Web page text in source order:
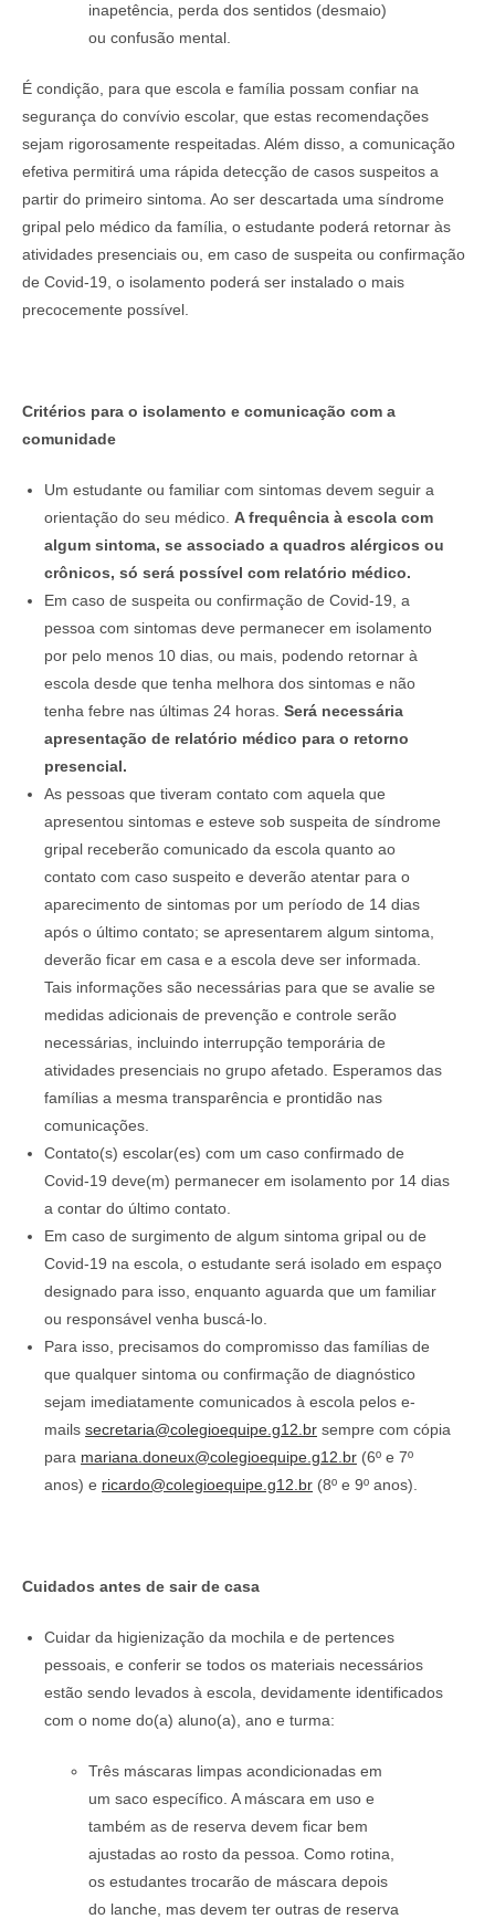
inapetência, perda dos sentidos (desmaio)
ou confusão mental.
É condição, para que escola e família possam confiar na
segurança do convívio escolar, que estas recomendações
sejam rigorosamente respeitadas. Além disso, a comunicação
efetiva permitirá uma rápida detecção de casos suspeitos a
partir do primeiro sintoma. Ao ser descartada uma síndrome
gripal pelo médico da família, o estudante poderá retornar às
atividades presenciais ou, em caso de suspeita ou confirmação
de Covid-19, o isolamento poderá ser instalado o mais
precocemente possível.
Critérios para o isolamento e comunicação com a
comunidade
Um estudante ou familiar com sintomas devem seguir a
orientação do seu médico. A frequência à escola com
algum sintoma, se associado a quadros alérgicos ou
crônicos, só será possível com relatório médico.
Em caso de suspeita ou confirmação de Covid-19, a
pessoa com sintomas deve permanecer em isolamento
por pelo menos 10 dias, ou mais, podendo retornar à
escola desde que tenha melhora dos sintomas e não
tenha febre nas últimas 24 horas. Será necessária
apresentação de relatório médico para o retorno
presencial.
As pessoas que tiveram contato com aquela que
apresentou sintomas e esteve sob suspeita de síndrome
gripal receberão comunicado da escola quanto ao
contato com caso suspeito e deverão atentar para o
aparecimento de sintomas por um período de 14 dias
após o último contato; se apresentarem algum sintoma,
deverão ficar em casa e a escola deve ser informada.
Tais informações são necessárias para que se avalie se
medidas adicionais de prevenção e controle serão
necessárias, incluindo interrupção temporária de
atividades presenciais no grupo afetado. Esperamos das
famílias a mesma transparência e prontidão nas
comunicações.
Contato(s) escolar(es) com um caso confirmado de
Covid-19 deve(m) permanecer em isolamento por 14 dias
a contar do último contato.
Em caso de surgimento de algum sintoma gripal ou de
Covid-19 na escola, o estudante será isolado em espaço
designado para isso, enquanto aguarda que um familiar
ou responsável venha buscá-lo.
Para isso, precisamos do compromisso das famílias de
que qualquer sintoma ou confirmação de diagnóstico
sejam imediatamente comunicados à escola pelos e-
mails secretaria@colegioequipe.g12.br sempre com cópia
para mariana.doneux@colegioequipe.g12.br (6º e 7º
anos) e ricardo@colegioequipe.g12.br (8º e 9º anos).
Cuidados antes de sair de casa
Cuidar da higienização da mochila e de pertences
pessoais, e conferir se todos os materiais necessários
estão sendo levados à escola, devidamente identificados
com o nome do(a) aluno(a), ano e turma:
Três máscaras limpas acondicionadas em
um saco específico. A máscara em uso e
também as de reserva devem ficar bem
ajustadas ao rosto da pessoa. Como rotina,
os estudantes trocarão de máscara depois
do lanche, mas devem ter outras de reserva